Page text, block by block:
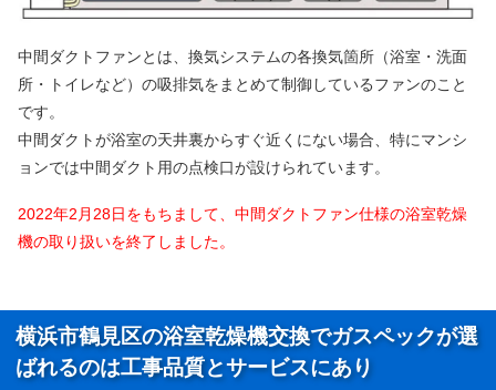
中間ダクトファンとは、換気システムの各換気箇所（浴室・洗面
所・トイレなど）の吸排気をまとめて制御しているファンのこと
です。
中間ダクトが浴室の天井裏からすぐ近くにない場合、特にマンシ
ョンでは中間ダクト用の点検口が設けられています。
2022年2月28日をもちまして、中間ダクトファン仕様の浴室乾燥
機の取り扱いを終了しました。
横浜市鶴見区の浴室乾燥機交換でガスペックが選
ばれるのは工事品質とサービスにあり